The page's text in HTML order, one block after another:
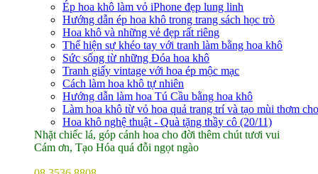
Ép hoa khô làm vỏ iPhone đẹp lung linh
Hướng dẫn ép hoa khô trong trang sách học trò
Hoa khô và những vẻ đẹp rất riêng
Thể hiện sự khéo tay với tranh làm bằng hoa khô
Sức sống từ những Đóa hoa khô
Tranh giấy vintage với hoa ép mộc mạc
Cách làm hoa khô tự nhiên
Hướng dẫn làm hoa Tú Cầu bằng hoa khô
Làm hoa khô từ vỏ hoa quả trang trí và tạo mùi thơm
Hoa khô nghệ thuật - Quà tặng thầy cô (20/11)
Nhặt chiếc lá, góp cánh hoa cho đời thêm chút tươi vui
Cám ơn, Tạo Hóa quá đỗi ngọt ngào